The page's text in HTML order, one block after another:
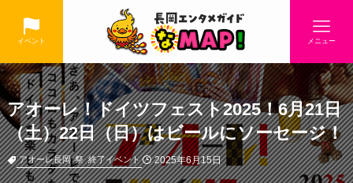
イベント メニュー
アオーレ！ドイツフェスト2025！6月21日
（土）22日（日）はビールにソーセージ！
アオーレ長岡 祭 終了イベント 2025年6月15日